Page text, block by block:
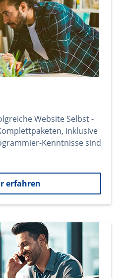
Website Selbst -
inklusive
Kenntnisse sind
erfahren